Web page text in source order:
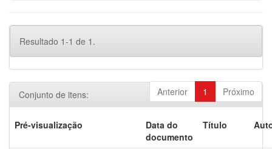
Resultado 1-1 de 1.
Anterior 1 Próximo
Conjunto de itens:
Pré-visualização
Data do
documento
Título